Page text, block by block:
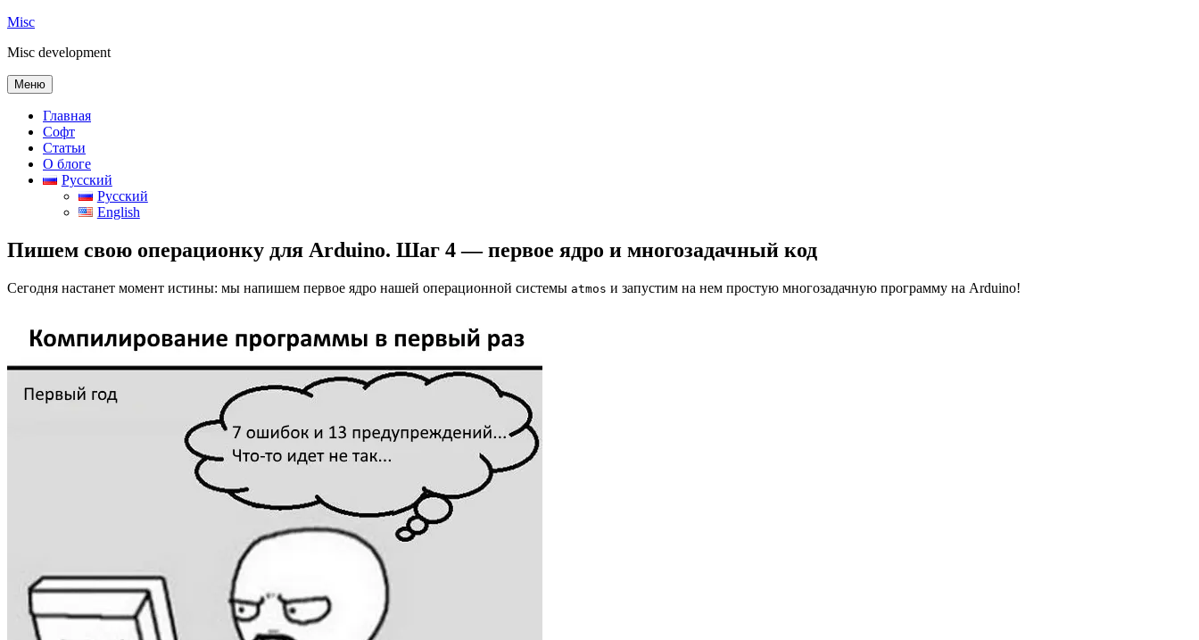
Перейти
содержимому
Misc
Misc development
Меню
Главная
Софт
Статьи
О блоге
Русский
Русский
English
Пишем свою операционку для Arduino. Шаг 4 — первое ядро и многозадачный код
Сегодня настанет момент истины: мы напишем первое ядро нашей операционной системы atmos и запустим на нем простую многозадачную программу на Arduino!